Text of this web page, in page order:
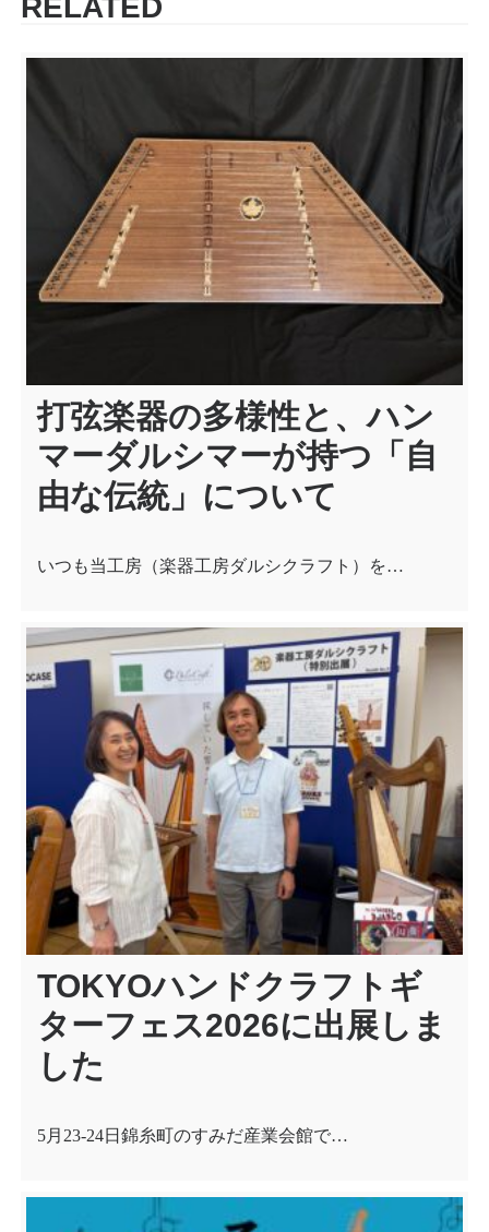
ビ
ゲ
ー
RELATED
打弦楽器の多様性と、ハン
マーダルシマーが持つ「自
由な伝統」について
いつも当工房（楽器工房ダルシクラフト）を…
TOKYOハンドクラフトギ
ターフェス2026に出展しま
した
5月23-24日錦糸町のすみだ産業会館で…